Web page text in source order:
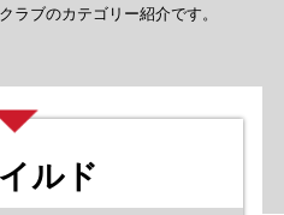
ラブのカテゴリー紹介です。
ルド